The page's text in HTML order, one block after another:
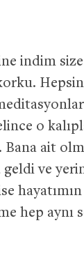
indim
o
ait
geldi ve
hep